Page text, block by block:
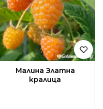
Малина Златна
кралица